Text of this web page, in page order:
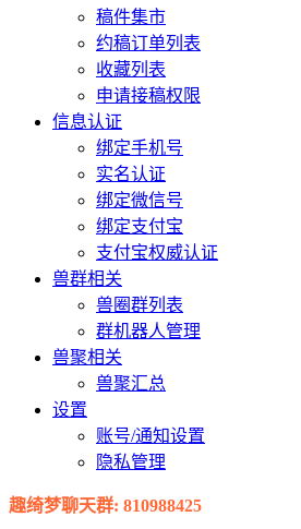
稿件集市
约稿订单列表
收藏列表
申请接稿权限
信息认证
绑定手机号
实名认证
绑定微信号
绑定支付宝
支付宝权威认证
兽群相关
兽圈群列表
群机器人管理
兽聚相关
兽聚汇总
设置
账号/通知设置
隐私管理
趣绮梦聊天群: 810988425